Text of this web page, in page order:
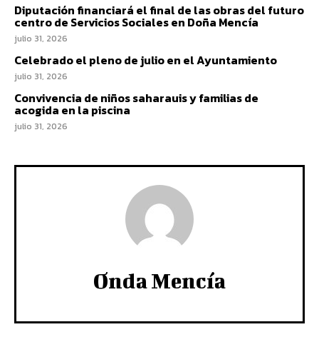
Diputación financiará el final de las obras del futuro
centro de Servicios Sociales en Doña Mencía
julio 31, 2026
Celebrado el pleno de julio en el Ayuntamiento
julio 31, 2026
Convivencia de niños saharauis y familias de
acogida en la piscina
julio 31, 2026
Onda Mencía